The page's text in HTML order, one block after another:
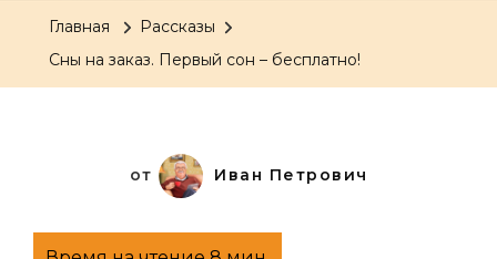
бесплатно!
Главная
Рассказы
Сны на заказ. Первый сон – бесплатно!
от Иван Петрович